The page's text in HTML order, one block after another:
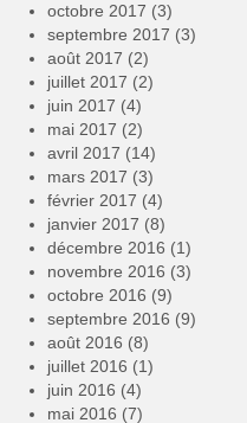
octobre 2017 (3)
septembre 2017 (3)
août 2017 (2)
juillet 2017 (2)
juin 2017 (4)
mai 2017 (2)
avril 2017 (14)
mars 2017 (3)
février 2017 (4)
janvier 2017 (8)
décembre 2016 (1)
novembre 2016 (3)
octobre 2016 (9)
septembre 2016 (9)
août 2016 (8)
juillet 2016 (1)
juin 2016 (4)
mai 2016 (7)